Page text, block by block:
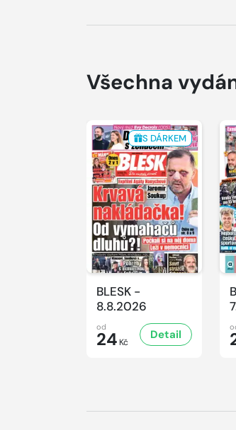
Všechna
S DÁRKEM
BLESK -
8.8.2026
od
24 Kč
Detail